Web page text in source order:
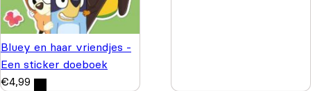
Bluey en haar vriendjes -
Een sticker doeboek
€4,99